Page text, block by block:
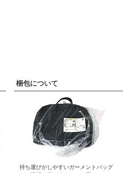
梱包について
持ち運びがしやすいガーメントバッグ